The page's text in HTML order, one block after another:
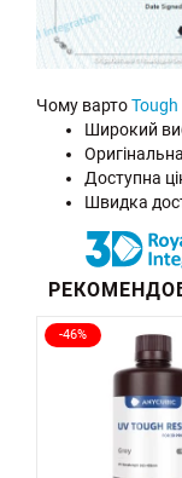
Чому вартоTough
Широкий
Доступна
Швидка
-46%